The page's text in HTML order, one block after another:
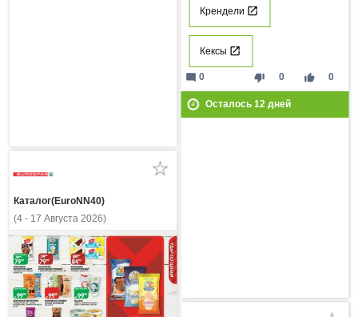
Крендели
Кексы
thumb_down 0 thumb_up 0
mode_comment 0
Осталось 12дней
Каталог(EuroNN40)
(4 - 17 Августа 2026)